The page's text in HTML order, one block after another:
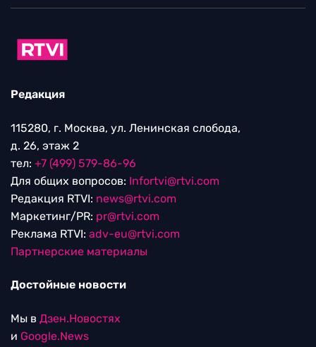
Редакция
115280, г. Москва, ул. Ленинская слобода,
д. 26, этаж 2
тел: +7 (499) 579-86-96
Для общих вопросов: Infortvi@rtvi.com
Редакция RTVI: news@rtvi.com
Маркетинг/PR: pr@rtvi.com
Реклама RTVI: adv-eu@rtvi.com
Партнерские материалы
Достойные новости
Мы в Дзен.Новостях
и Google.News